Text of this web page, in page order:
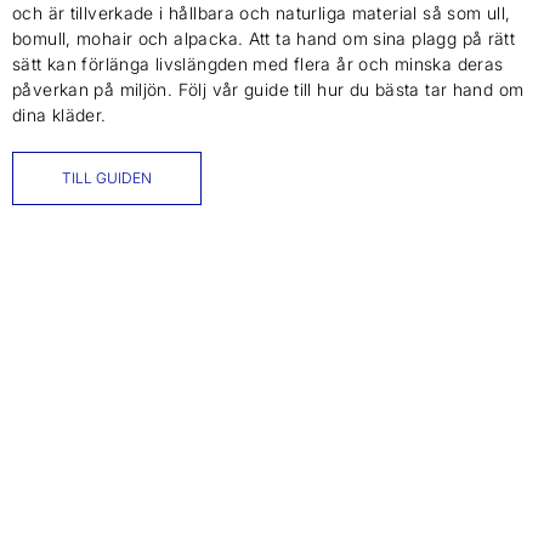
och är tillverkade i hållbara och naturliga material så som ull,
bomull, mohair och alpacka. Att ta hand om sina plagg på rätt
sätt kan förlänga livslängden med flera år och minska deras
påverkan på miljön. Följ vår guide till hur du bästa tar hand om
dina kläder.
TILL GUIDEN